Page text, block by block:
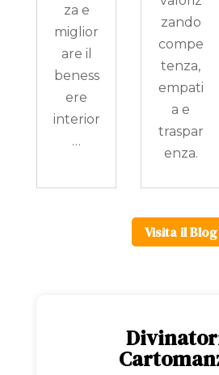
za e
miglior
are il
beness
ere
interior
…
zando
compe
tenza,
empati
a e
traspar
enza.
Visita il Blog